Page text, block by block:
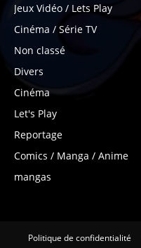
Jeux Vidéo / Lets Play
Cinéma / Série TV
Non classé
Divers
Cinéma
Let's Play
Reportage
Comics / Manga / Anime
mangas
Politique de confidentialité